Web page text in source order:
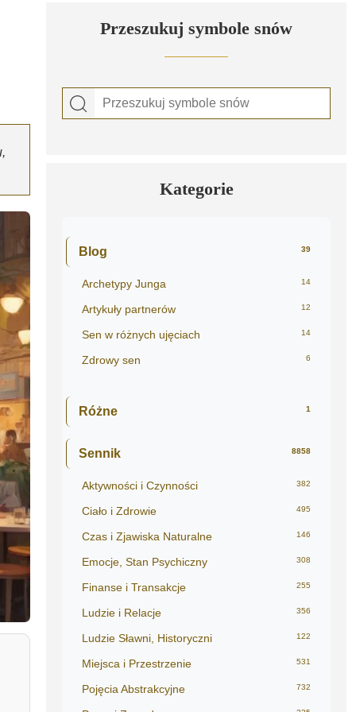
Przeszukuj symbole snów
Kategorie
Blog 39
Archetypy Junga 14
Artykuły partnerów 12
Sen w różnych ujęciach 14
Zdrowy sen 6
Różne 1
Sennik 8858
Aktywności i Czynności 382
Ciało i Zdrowie 495
Czas i Zjawiska Naturalne 146
Emocje, Stan Psychiczny 308
Finanse i Transakcje 255
Ludzie i Relacje 356
Ludzie Sławni, Historyczni 122
Miejsca i Przestrzenie 531
Pojęcia Abstrakcyjne 732